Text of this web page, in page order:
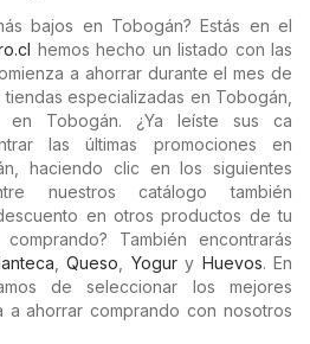
bajos en Tobogán? Estás en el
hemos hecho un listado con las
a ahorrar durante el mes de
especializadas en Tobogán,
en Tobogán. ¿Ya leíste sus ca
las últimas promociones en
haciendo clic en los siguientes
nuestros catálogo también
en otros productos de tu
También encontrarás
Queso Yogury Huevos. En
de seleccionar los mejores
a ahorrar comprando con nosotros